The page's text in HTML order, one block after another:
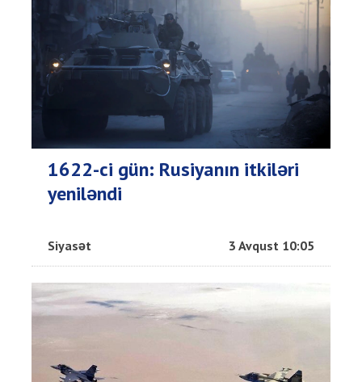
1622-ci gün: Rusiyanın itkiləri
yeniləndi
Siyasət 3 Avqust 10:05